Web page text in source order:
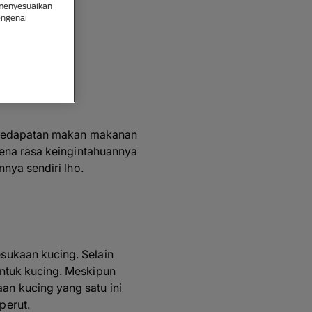
makan makanan
rasa keingintahuannya
sendiri lho.
kucing. Selain
kucing. Meskipun
kucing yang satu ini